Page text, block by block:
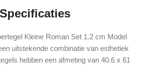
Kleine Roman Set 1.2 cm Model
uitstekende combinatie van esthetiek
hebben een afmeting van 40.6 x 61